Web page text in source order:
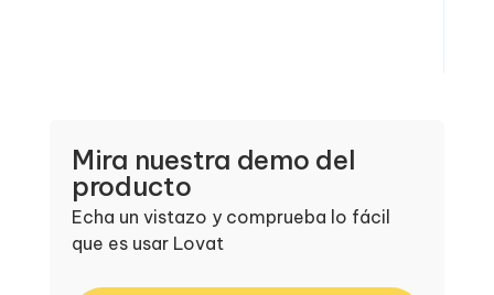
Mira nuestra demo del
producto
Echa un vistazo y comprueba lo fácil
que es usar Lovat